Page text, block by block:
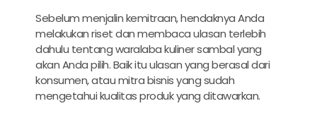
Sebelum menjalin kemitraan, hendaknya Anda
melakukan riset dan membaca ulasan terlebih
dahulu tentang waralaba kuliner sambal yang
akan Anda pilih. Baik itu ulasan yang berasal dari
konsumen, atau mitra bisnis yang sudah
mengetahui kualitas produk yang ditawarkan.